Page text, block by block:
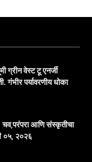
ग्रीन वेस्ट टू एनर्जी
गंभीर पर्यावरणीय धोका
: चव,परंपरा आणि संस्कृतीचा
०५, २०२६